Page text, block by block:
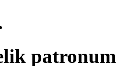
patronum